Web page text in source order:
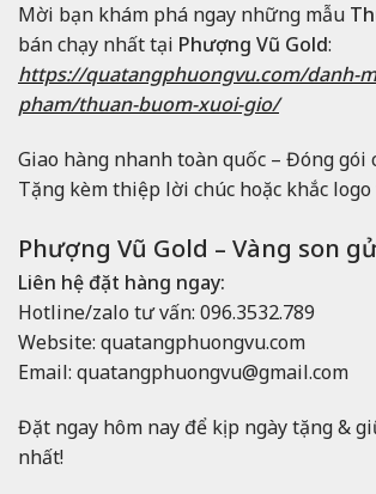
Mời bạn khám phá ngay những mẫu
bán chạy nhất tại Phượng Vũ Gold:
https://quatangphuongvu.com/danh-
pham/thuan-buom-xuoi-gio/
Giao hàng nhanh toàn quốc – Đóng gói
Tặng kèm thiệp lời chúc hoặc khắc logo
Phượng Vũ Gold – Vàng son
Liên hệ đặt hàng ngay:
Hotline/zalo tư vấn: 096.3532.789
Website: quatangphuongvu.com
Email: quatangphuongvu@gmail.com
Đặt ngay hôm nay để kịp ngày tặng &
nhất!